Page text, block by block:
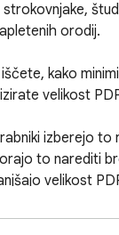
strokovnjake,
orodij.
kako
velikost
izberejo to
to narediti
velikost
je še posebej